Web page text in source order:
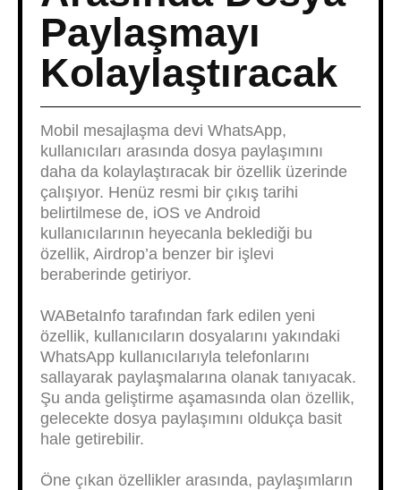
Paylaşmayı
Kolaylaştıracak
Mobil mesajlaşma devi WhatsApp,
kullanıcıları arasında dosya paylaşımını
daha da kolaylaştıracak bir özellik üzerinde
çalışıyor. Henüz resmi bir çıkış tarihi
belirtilmese de, iOS ve Android
kullanıcılarının heyecanla beklediği bu
özellik, Airdrop’a benzer bir işlevi
beraberinde getiriyor.
WABetaInfo tarafından fark edilen yeni
özellik, kullanıcıların dosyalarını yakındaki
WhatsApp kullanıcılarıyla telefonlarını
sallayarak paylaşmalarına olanak tanıyacak.
Şu anda geliştirme aşamasında olan özellik,
gelecekte dosya paylaşımını oldukça basit
hale getirebilir.
Öne çıkan özellikler arasında, paylaşımların